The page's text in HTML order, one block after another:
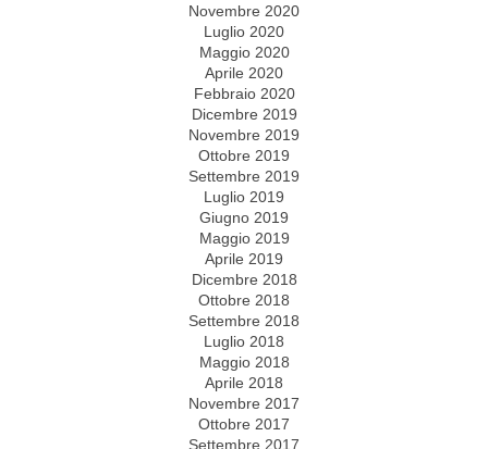
Novembre 2020
Luglio 2020
Maggio 2020
Aprile 2020
Febbraio 2020
Dicembre 2019
Novembre 2019
Ottobre 2019
Settembre 2019
Luglio 2019
Giugno 2019
Maggio 2019
Aprile 2019
Dicembre 2018
Ottobre 2018
Settembre 2018
Luglio 2018
Maggio 2018
Aprile 2018
Novembre 2017
Ottobre 2017
Settembre 2017